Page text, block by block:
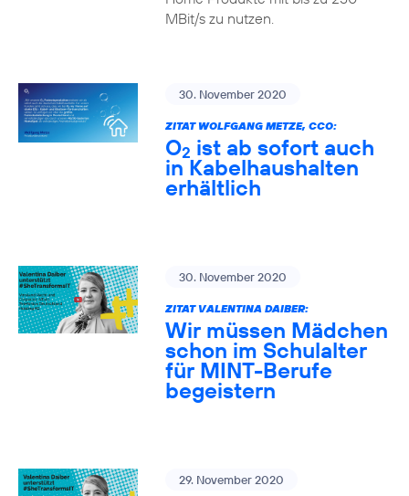
MBit/s zu nutzen.
30. November 2020
ZITAT WOLFGANG METZE, CCO:
O2 ist ab sofort auch
in Kabelhaushalten
erhältlich
30. November 2020
ZITAT VALENTINA DAIBER:
Wir müssen Mädchen
schon im Schulalter
für MINT-Berufe
begeistern
29. November 2020